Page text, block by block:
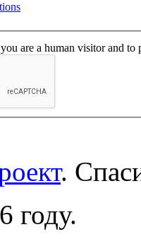
are a human visitor and to
.
году.